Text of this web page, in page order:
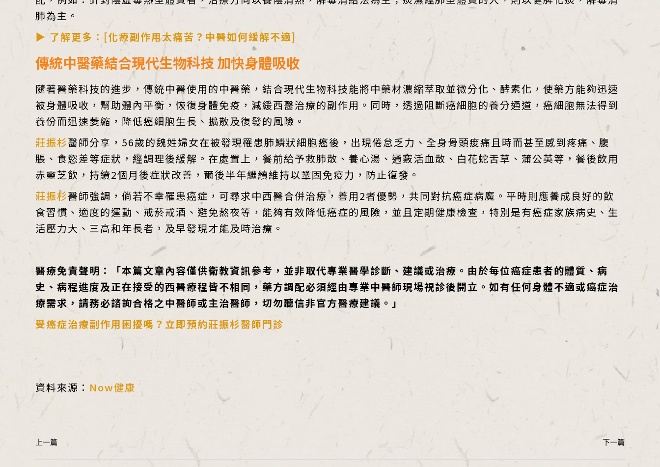
肺為主。
▶ 了解更多：[化療副作用太痛苦？中醫如何緩解不適]
傳統中醫藥結合現代生物科技 加快身體吸收
隨著醫藥科技的進步，傳統中醫使用的中醫藥，結合現代生物科技能將中藥材濃縮萃取並微分化、酵素化，使藥方能夠迅速
被身體吸收，幫助體內平衡，恢復身體免疫，減緩西醫治療的副作用。同時，透過阻斷癌細胞的養分通道，癌細胞無法得到
養份而迅速萎縮，降低癌細胞生長、擴散及復發的風險。
莊振杉醫師分享，56歲的魏姓婦女在被發現罹患肺鱗狀細胞癌後，出現倦怠乏力、全身骨頭痠痛且時而甚至感到疼痛、腹
脹、食慾差等症狀，經調理後緩解。在處置上，餐前給予救肺散、養心湯、通竅活血散、白花蛇舌草、蒲公英等，餐後飲用
赤靈芝飲，持續2個月後症狀改善，爾後半年繼續維持以鞏固免疫力，防止復發。
莊振杉醫師強調，倘若不幸罹患癌症，可尋求中西醫合併治療，善用2者優勢，共同對抗癌症病魔。平時則應養成良好的飲
食習慣、適度的運動、戒菸戒酒、避免熬夜等，能夠有效降低癌症的風險，並且定期健康檢查，特別是有癌症家族病史、生
活壓力大、三高和年長者，及早發現才能及時治療。
醫療免責聲明：
「本篇文章內容僅供衛教資訊參考，並非取代專業醫學診斷、建議或治療。由於每位癌症患者的體質、病
史、病程進度及正在接受的西醫療程皆不相同，藥方調配必須經由專業中醫師現場視診後開立。如有任何身體不適或癌症治
療需求，請務必諮詢合格之中醫師或主治醫師，切勿聽信非官方醫療建議。」
受癌症治療副作用困擾嗎？立即預約莊振杉醫師門診
資料來源： Now健康